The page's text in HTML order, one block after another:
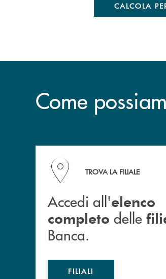
CALCOLA
Come
Accedi all' elenco completo
TROVA LA FILIALE
Accedi all'elenco
completo delle
Banca.
FILIALI